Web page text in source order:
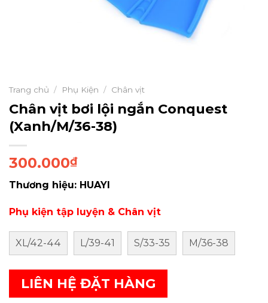
Trang chủ / Phụ Kiện / Chân vịt
Chân vịt bơi lội ngắn Conquest
(Xanh/M/36-38)
300.000₫
Thương hiệu: HUAYI
Phụ kiện tập luyện & Chân vịt
XL/42-44 L/39-41 S/33-35 M/36-38
LIÊN HỆ ĐẶT HÀNG